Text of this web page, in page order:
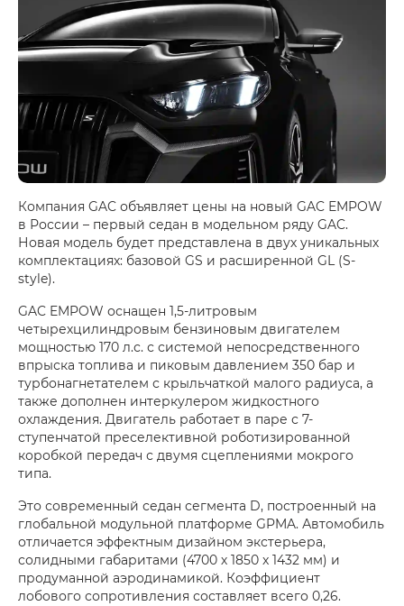
Компания GAC объявляет цены на новый GAC EMPOW
в России – первый седан в модельном ряду GAC.
Новая модель будет представлена в двух уникальных
комплектациях: базовой GS и расширенной GL (S-
style).
GAC EMPOW оснащен 1,5-литровым
четырехцилиндровым бензиновым двигателем
мощностью 170 л.с. с системой непосредственного
впрыска топлива и пиковым давлением 350 бар и
турбонагнетателем с крыльчаткой малого радиуса, а
также дополнен интеркулером жидкостного
охлаждения. Двигатель работает в паре с 7-
ступенчатой преселективной роботизированной
коробкой передач с двумя сцеплениями мокрого
типа.
Это современный седан сегмента D, построенный на
глобальной модульной платформе GPMA. Автомобиль
отличается эффектным дизайном экстерьера,
солидными габаритами (4700 х 1850 x 1432 мм) и
продуманной аэродинамикой. Коэффициент
лобового сопротивления составляет всего 0,26.